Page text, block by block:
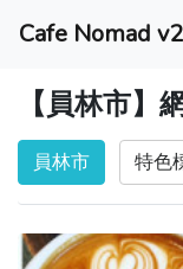
Cafe Nomad
【員林市】
員林市 特色